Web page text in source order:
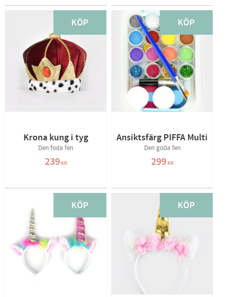
Krona kung i tyg
Den foda fen
239KR
KÖP
Ansiktsfärg PIFFA Multi
Den goda fen
299KR
KÖP
KÖP KÖP